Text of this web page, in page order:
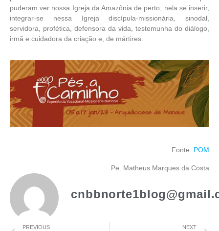
puderam ver nossa Igreja da Amazônia de perto, nela se inserir,
integrar-se nessa Igreja discípula-missionária, sinodal,
servidora, profética, defensora da vida, testemunha do diálogo,
irmã e cuidadora da criação e, de mártires.
Fonte: POM
Pe. Matheus Marques da Costa
PREVIOUS NEXT